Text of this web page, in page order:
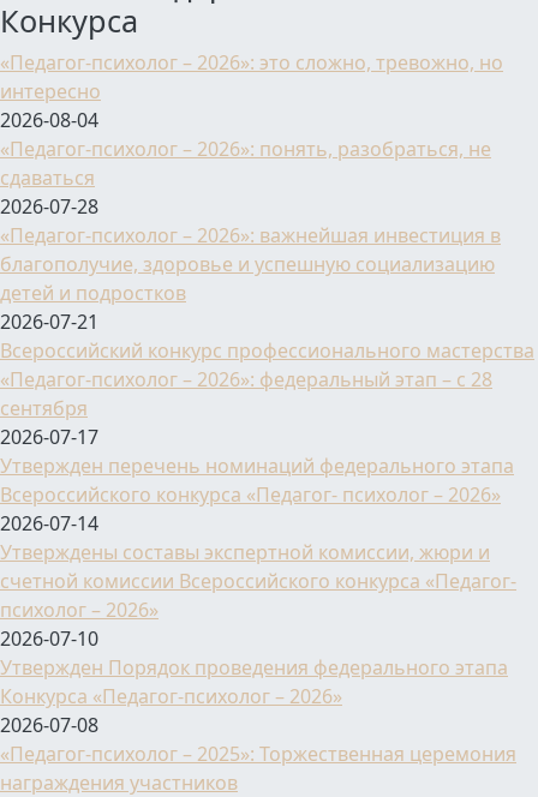
Конкурса
«Педагог-психолог – 2026»: это сложно, тревожно, но
интересно
2026-08-04
«Педагог-психолог – 2026»: понять, разобраться, не
сдаваться
2026-07-28
«Педагог-психолог – 2026»: важнейшая инвестиция в
благополучие, здоровье и успешную социализацию
детей и подростков
2026-07-21
Всероссийский конкурс профессионального мастерства
«Педагог-психолог – 2026»: федеральный этап – с 28
сентября
2026-07-17
Утвержден перечень номинаций федерального этапа
Всероссийского конкурса «Педагог- психолог – 2026»
2026-07-14
Утверждены составы экспертной комиссии, жюри и
счетной комиссии Всероссийского конкурса «Педагог-
психолог – 2026»
2026-07-10
Утвержден Порядок проведения федерального этапа
Конкурса «Педагог-психолог – 2026»
2026-07-08
«Педагог-психолог – 2025»: Торжественная церемония
награждения участников